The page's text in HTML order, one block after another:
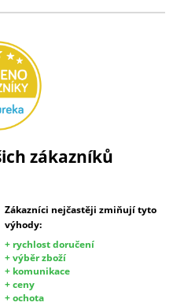
zákazníků
Zákazníci nejčastěji zmiňují tyto
výhody:
+ rychlost doručení
+ výběr zboží
+ komunikace
+ ceny
+ ochota